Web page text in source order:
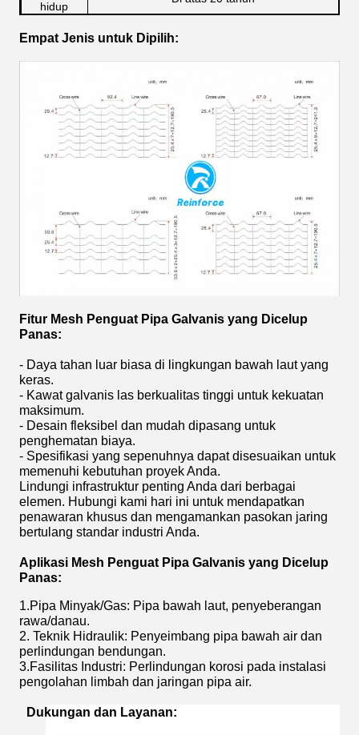
hidup
Permukaan
Empat Jenis untuk Dipilih:
Fitur Mesh Penguat Pipa Galvanis yang Dicelup
Panas:
- Daya tahan luar biasa di lingkungan bawah laut yang
keras.
- Kawat galvanis las berkualitas tinggi untuk kekuatan
maksimum.
- Desain fleksibel dan mudah dipasang untuk
penghematan biaya.
- Spesifikasi yang sepenuhnya dapat disesuaikan untuk
memenuhi kebutuhan proyek Anda.
Lindungi infrastruktur penting Anda dari berbagai
elemen. Hubungi kami hari ini untuk mendapatkan
penawaran khusus dan mengamankan pasokan jaring
bertulang standar industri Anda.
Aplikasi Mesh Penguat Pipa Galvanis yang Dicelup
Panas:
1.Pipa Minyak/Gas: Pipa bawah laut, penyeberangan
rawa/danau.
2. Teknik Hidraulik: Penyeimbang pipa bawah air dan
perlindungan bendungan.
3.Fasilitas Industri: Perlindungan korosi pada instalasi
pengolahan limbah dan jaringan pipa air.
Dukungan dan Layanan: